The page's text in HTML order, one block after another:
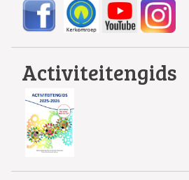
Activiteitengids